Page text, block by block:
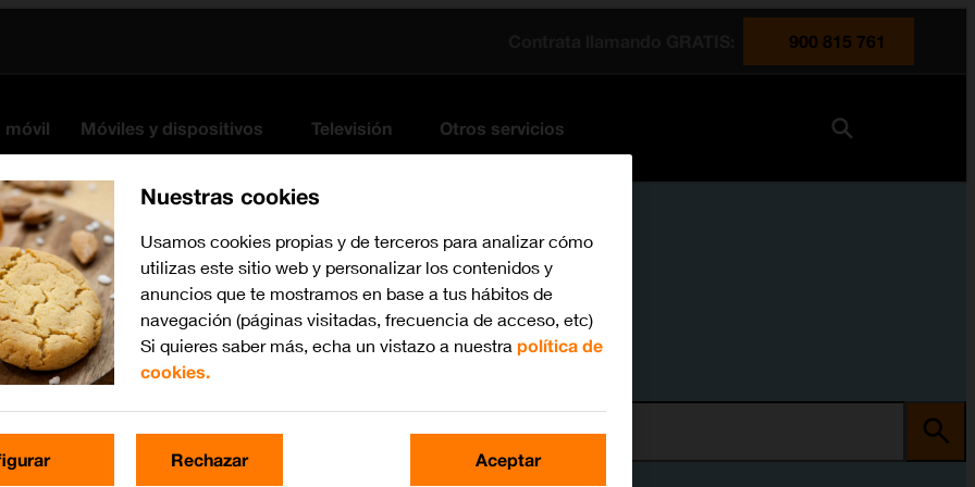
900 815 761
móvil Móviles y dispositivos Televisión Otros servicios
Busca por problema o tema
Nuestras cookies
Usamos cookies propias y de terceros para analizar cómo
utilizas este sitio web y personalizar los contenidos y
anuncios que te mostramos en base a tus hábitos de
navegación (páginas visitadas, frecuencia de acceso, etc)
Si quieres saber más, echa un vistazo a nuestra política de
cookies.
Rechazar Aceptar